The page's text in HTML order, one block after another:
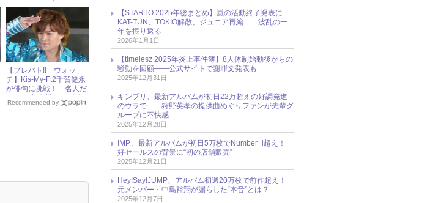
キー＆翼・滝沢秀明
【プレバト!! ウォッ
チ】Kis-My-Ft2千賀健永
が俳句に挑戦！ 名人だ
らけの“超激戦”で、上位
に食い込めるか!?
Recommended by
【STARTO 2025年総まとめ】嵐の活動終了発表に
KAT-TUN、TOKIO解散、ジュニア再編……波乱の一
年を振り返る
2026年1月1日
【timelesz 2025年炎上事件簿】8人体制始動後からの
騒動を回顧――公式サイトで謝罪文発表も
2025年12月31日
キンプリ、最新アルバムが初日22万超えの好調発進
のウラで……狩野英孝の提供曲めぐりファンが先輩グ
ループに不快感
2025年12月28日
IMP.、最新アルバムが初日5万枚でNumber_i超え！
好セールスの背景に“初の店舗販売”
2025年12月21日
Hey!Say!JUMP、アルバム初週20万枚で前作超え！
元メンバー・中島裕翔が漏らした“本音”とは？
2025年12月7日